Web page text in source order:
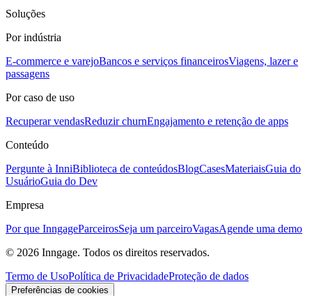
Soluções
Por indústria
E-commerce e varejoBancos e serviços financeirosViagens, lazer e
passagens
Por caso de uso
Recuperar vendasReduzir churnEngajamento e retenção de apps
Conteúdo
Pergunte à InniBiblioteca de conteúdosBlogCasesMateriaisGuia do
UsuárioGuia do Dev
Empresa
Por que InngageParceirosSeja um parceiroVagasAgende uma demo
© 2026 Inngage. Todos os direitos reservados.
Termo de UsoPolítica de PrivacidadeProteção de dados
Preferências de cookies